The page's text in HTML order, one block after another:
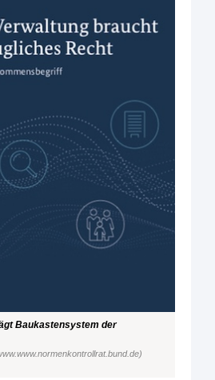
Baukastensystem der